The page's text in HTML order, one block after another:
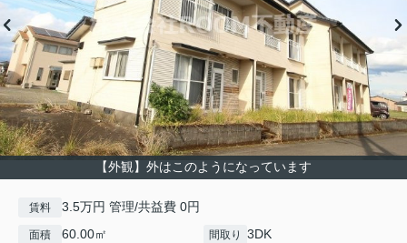
【外観】外はこのようになっています
賃料 3.5万円 管理/共益費 0円
面積 60.00㎡ 間取り 3DK